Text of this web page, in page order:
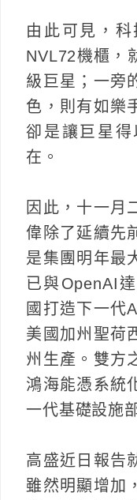
由此可見，
NVL72機櫃，
級巨星；一旁
色，則有如樂
卻是讓巨星
在。
因此，十一月
偉除了延續先
是集團明年最
已與OpenAI
國打造下一代
美國加州聖荷
州生產。雙方
鴻海能憑系統
一代基礎設施
高盛近日報告
雖然明顯增加